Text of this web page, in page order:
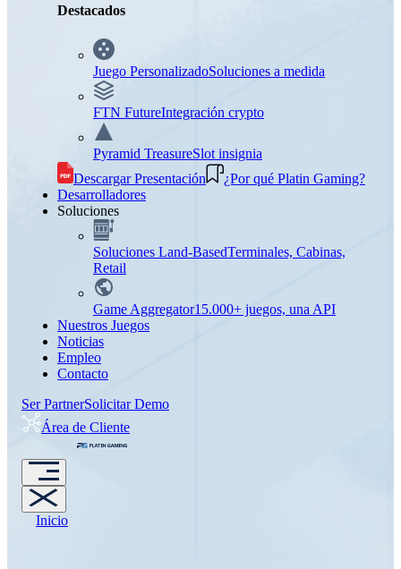
Destacados
Juego PersonalizadoSoluciones a medida
FTN FutureIntegración crypto
Pyramid TreasureSlot insignia
Descargar Presentación
¿Por qué Platin Gaming?
Desarrolladores
Soluciones
Soluciones Land-BasedTerminales, Cabinas,
Retail
Game Aggregator15.000+ juegos, una API
Nuestros Juegos
Noticias
Empleo
Contacto
Ser PartnerSolicitar Demo
Área de Cliente
Inicio